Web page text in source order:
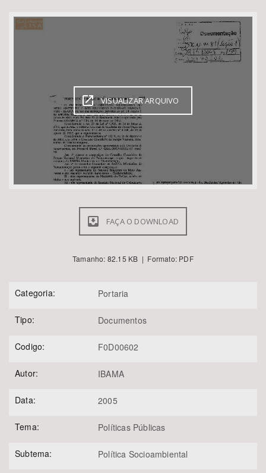
Subtema
VISUALIZAR ARQUIVO
FAÇA O DOWNLOAD
Tamanho: 82.15 KB | Formato: PDF
Categoria: Portaria
Tipo: Documentos
Codigo: F0D00602
Autor: IBAMA
Data: 2005
Tema: Políticas Públicas
Subtema: Política Socioambiental